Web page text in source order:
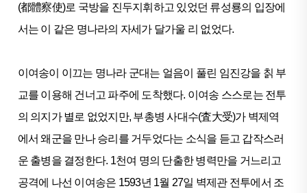
(都體察使)로 국방을 진두지휘하고 있었던 류성룡의 입장에
서는 이 같은 명나라의 자세가 달가울 리 없었다.
이여송이 이끄는 명나라 군대는 얼음이 풀린 임진강을 칡 부
교를 이용해 건너고 파주에 도착했다. 이여송 스스로는 전투
의 의지가 별로 없었지만, 부총병 사대수(査大受)가 벽제역
에서 왜군을 만나 승리를 거두었다는 소식을 듣고 갑작스러
운 출병을 결정한다. 1천여 명의 단출한 병력만을 거느리고
공격에 나선 이여송은 1593년 1월 27일 벽제관 전투에서 조